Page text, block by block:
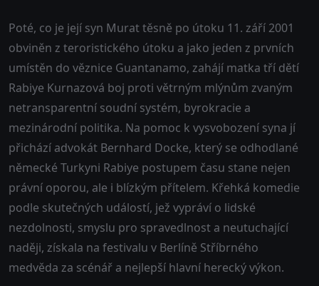
Poté, co je její syn Murat těsně po útoku 11. září 2001
obviněn z teroristického útoku a jako jeden z prvních
umístěn do věznice Guantanamo, zahájí matka tří dětí
Rabiye Kurnazová boj proti větrným mlýnům zvaným
netransparentní soudní systém, byrokracie a
mezinárodní politika. Na pomoc k vysvobození syna jí
přichází advokát Bernhard Docke, který se odhodlané
německé Turkyni Rabiye postupem času stane nejen
právní oporou, ale i blízkým přítelem. Křehká komedie
podle skutečných událostí, jež vypráví o lidské
nezdolnosti, smyslu pro spravedlnost a neutuchající
naději, získala na festivalu v Berlíně Stříbrného
medvěda za scénář a nejlepší hlavní herecký výkon.